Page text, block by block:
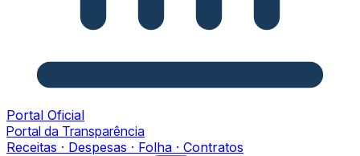
Portal Oficial
Portal da Transparência
Receitas · Despesas · Folha · Contratos